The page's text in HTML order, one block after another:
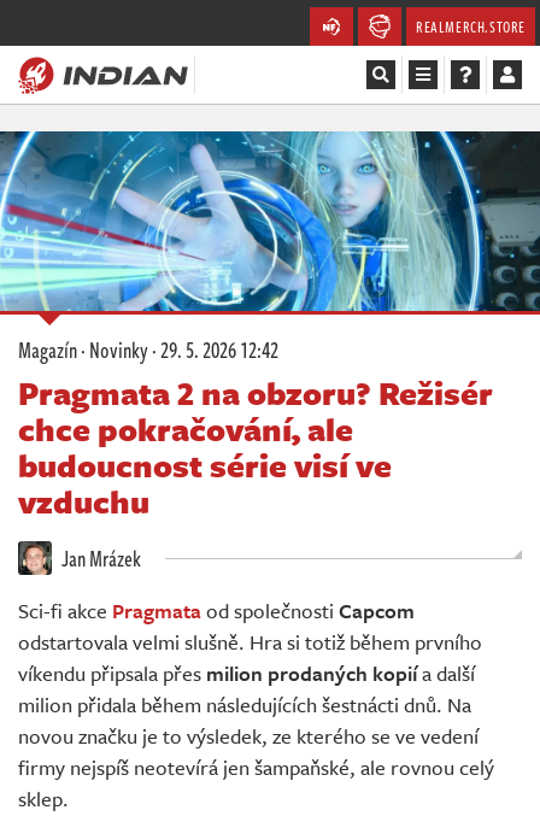
REALMERCH.STORE
Magazín
Recenze
Videa
Soutěže
Databáze
Komunita
Redakce
Živě
Magazín·Novinky·29. 5. 2026 12:42
Pragmata 2 na obzoru? Režisér
chce pokračování, ale
budoucnost série visí ve
vzduchu
Jan Mrázek
Sci-fi akce Pragmataod společnosti Capcom
odstartovala velmi slušně. Hra si totiž během prvního
víkendu připsala přes milion prodaných kopiía další
milion přidala během následujících šestnácti dnů. Na
novou značku je to výsledek, ze kterého se ve vedení
firmy nejspíš neotevírá jen šampaňské, ale rovnou celý
sklep.